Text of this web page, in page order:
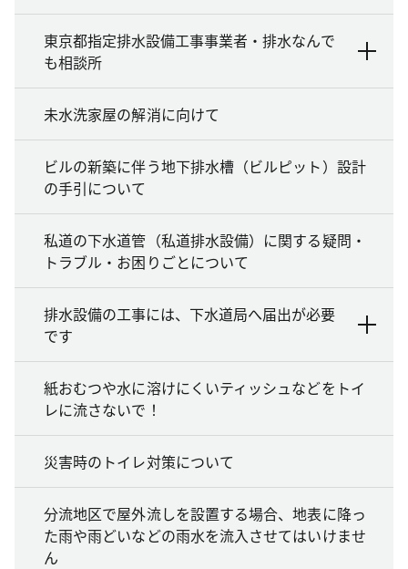
東京都指定排水設備工事事業者・排水なんで
も相談所
未水洗家屋の解消に向けて
ビルの新築に伴う地下排水槽（ビルピット）設計
の手引について
私道の下水道管（私道排水設備）に関する疑問・
トラブル・お困りごとについて
排水設備の工事には、下水道局へ届出が必要
です
紙おむつや水に溶けにくいティッシュなどをトイ
レに流さないで！
災害時のトイレ対策について
分流地区で屋外流しを設置する場合、地表に降っ
た雨や雨どいなどの雨水を流入させてはいけませ
ん